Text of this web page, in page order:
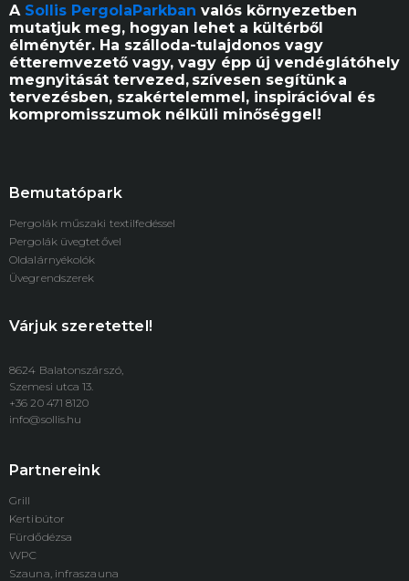
A Sollis PergolaParkban valós környezetben
mutatjuk meg, hogyan lehet a kültérből
élménytér. Ha szálloda-tulajdonos vagy
étteremvezető vagy, vagy épp új vendéglátóhely
megnyitását tervezed, szívesen segítünk a
tervezésben, szakértelemmel, inspirációval és
kompromisszumok nélküli minőséggel!
Bemutatópark
Pergolák műszaki textilfedéssel
Pergolák üvegtetővel
Oldalárnyékolók
Üvegrendszerek
Várjuk szeretettel!
8624 Balatonszárszó,
Szemesi utca 13.
+36 20 471 8120
info@sollis.hu
Partnereink
Grill
Kertibútor
Fürdődézsa
WPC
Szauna, infraszauna